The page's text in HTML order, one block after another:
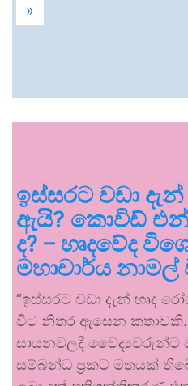
»
ඉස්සරට වඩා
ඇයි? කොවිඩ්
ද? – හෘදවේද
මහාචාර්ය නාමල්
“ඉස්සරට වඩා දැන් හෘද
විට නිතර ඇසෙන කතාවකි.
සායනවලදී වෛද්‍යවරුන්ට
සම්බන්ධ ප්‍රකට මතයක්